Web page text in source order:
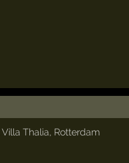
Villa Thalia, Rotterdam